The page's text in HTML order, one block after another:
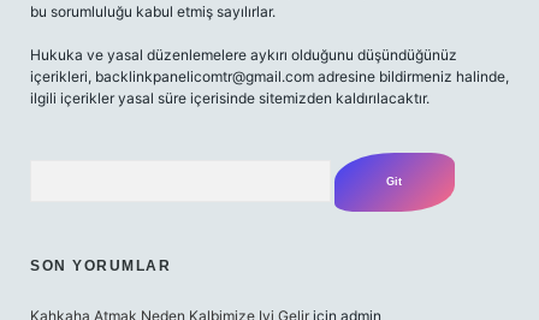
bu sorumluluğu kabul etmiş sayılırlar.
Hukuka ve yasal düzenlemelere aykırı olduğunu düşündüğünüz
içerikleri, backlinkpanelicomtr@gmail.com adresine bildirmeniz halinde,
ilgili içerikler yasal süre içerisinde sitemizden kaldırılacaktır.
SON YORUMLAR
Kahkaha Atmak Neden Kalbimize Iyi Gelir için admin